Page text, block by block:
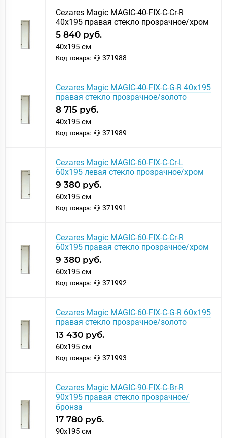
Cezares Magic MAGIC-40-FIX-C-Cr-R
40x195 правая стекло прозрачное/хром
5 840 руб.
40x195 см
Код товара: 371988
Cezares Magic MAGIC-40-FIX-C-G-R 40x195
правая стекло прозрачное/золото
8 715 руб.
40x195 см
Код товара: 371989
Cezares Magic MAGIC-60-FIX-C-Cr-L
60x195 левая стекло прозрачное/хром
9 380 руб.
60x195 см
Код товара: 371991
Cezares Magic MAGIC-60-FIX-C-Cr-R
60x195 правая стекло прозрачное/хром
9 380 руб.
60x195 см
Код товара: 371992
Cezares Magic MAGIC-60-FIX-C-G-R 60x195
правая стекло прозрачное/золото
13 430 руб.
60x195 см
Код товара: 371993
Cezares Magic MAGIC-90-FIX-C-Br-R
90x195 правая стекло прозрачное/
бронза
17 780 руб.
90x195 см